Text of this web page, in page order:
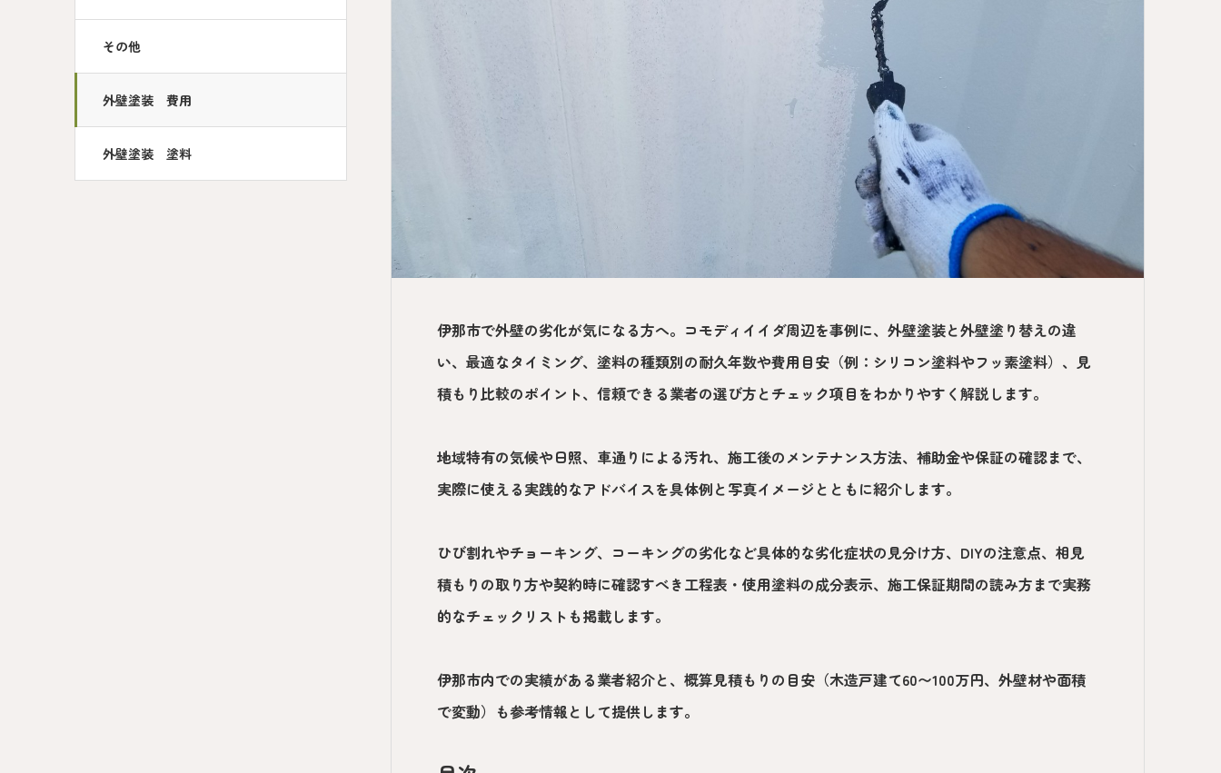
その他
外壁塗装 費用
外壁塗装 塗料
伊那市で外壁の劣化が気になる方へ。コモディイイダ周辺を事例に、外壁塗装と外壁塗り替えの違
い、最適なタイミング、塗料の種類別の耐久年数や費用目安（例：シリコン塗料やフッ素塗料）、見
積もり比較のポイント、信頼できる業者の選び方とチェック項目をわかりやすく解説します。
地域特有の気候や日照、車通りによる汚れ、施工後のメンテナンス方法、補助金や保証の確認まで、
実際に使える実践的なアドバイスを具体例と写真イメージとともに紹介します。
ひび割れやチョーキング、コーキングの劣化など具体的な劣化症状の見分け方、DIYの注意点、相見
積もりの取り方や契約時に確認すべき工程表・使用塗料の成分表示、施工保証期間の読み方まで実務
的なチェックリストも掲載します。
伊那市内での実績がある業者紹介と、概算見積もりの目安（木造戸建て60〜100万円、外壁材や面積
で変動）も参考情報として提供します。